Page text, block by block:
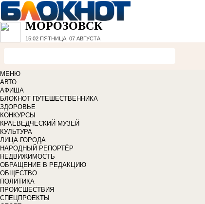
МОРОЗОВСК
15:02 ПЯТНИЦА, 07 АВГУСТА
МЕНЮ
АВТО
АФИША
БЛОКНОТ ПУТЕШЕСТВЕННИКА
ЗДОРОВЬЕ
КОНКУРСЫ
КРАЕВЕДЧЕСКИЙ МУЗЕЙ
КУЛЬТУРА
ЛИЦА ГОРОДА
НАРОДНЫЙ РЕПОРТЁР
НЕДВИЖИМОСТЬ
ОБРАЩЕНИЕ В РЕДАКЦИЮ
ОБЩЕСТВО
ПОЛИТИКА
ПРОИСШЕСТВИЯ
СПЕЦПРОЕКТЫ